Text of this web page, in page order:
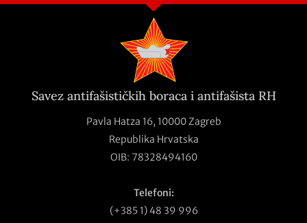
Savez antifašističkih boraca i antifašista RH
Pavla Hatza 16, 10000 Zagreb
Republika Hrvatska
OIB: 78328494160
Telefoni:
(+385 1) 48 39 996